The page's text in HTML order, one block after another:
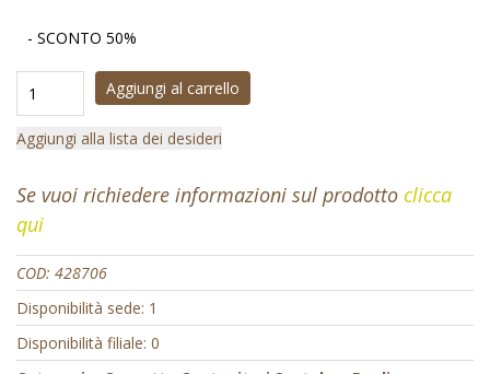
- SCONTO 50%
Aggiungi al carrello
Aggiungi alla lista dei desideri
Se vuoi richiedere informazioni sul prodotto clicca
qui
COD: 428706
Disponibilità sede: 1
Disponibilità filiale: 0